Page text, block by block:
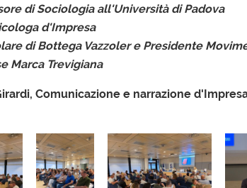
di Sociologia all'Università di Padova
d'Impresa
di Bottega Vazzoler e Presidente
Marca Trevigiana
Comunicazione e narrazione